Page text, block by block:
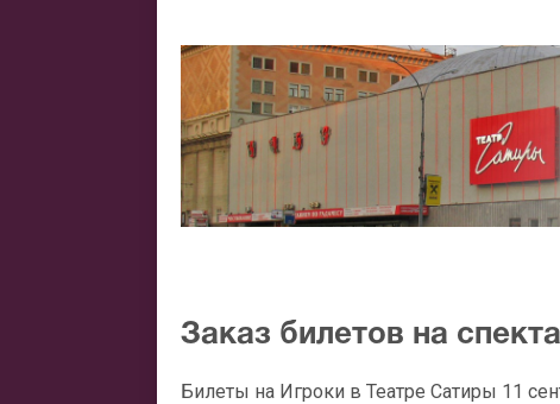
Заказ билетов на
Билеты на Игроки в Театре Сатиры 11